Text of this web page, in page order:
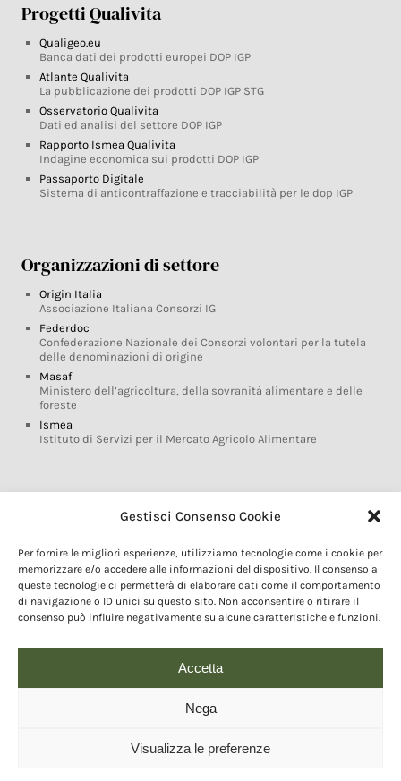
Gestisci Consenso Cookie
Per fornire le migliori esperienze, utilizziamo tecnologie come i cookie per
memorizzare e/o accedere alle informazioni del dispositivo. Il consenso a
queste tecnologie ci permetterà di elaborare dati come il comportamento
di navigazione o ID unici su questo sito. Non acconsentire o ritirare il
consenso può influire negativamente su alcune caratteristiche e funzioni.
Accetta
Nega
Visualizza le preferenze
Progetti Qualivita
Qualigeo.eu
Banca dati dei prodotti europei DOP IGP
Atlante Qualivita
La pubblicazione dei prodotti DOP IGP STG
Osservatorio Qualivita
Dati ed analisi del settore DOP IGP
Rapporto Ismea Qualivita
Indagine economica sui prodotti DOP IGP
Passaporto Digitale
Sistema di anticontraffazione e tracciabilità per le dop IGP
Organizzazioni di settore
Origin Italia
Associazione Italiana Consorzi IG
Federdoc
Confederazione Nazionale dei Consorzi volontari per la tutela
delle denominazioni di origine
Masaf
Ministero dell’agricoltura, della sovranità alimentare e delle
foreste
Ismea
Istituto di Servizi per il Mercato Agricolo Alimentare
Glossario DOP IGP
Marchi DOP IGP
Normativa prodotti DOP IGP
Consorzi di Tutela
Farm To Fork e prodotti DOP IGP